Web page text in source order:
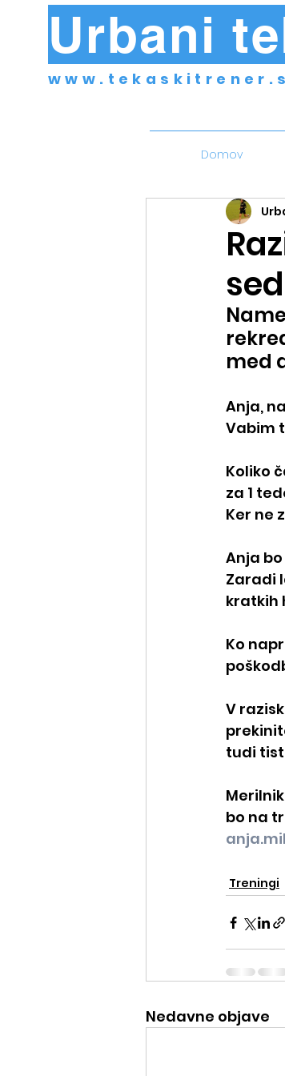
Urbani
Domov
med
Anja,
Vabim
Koliko
za 1
Ker ne
Anja
Zaradi
kratkih
Ko
V
tudi
bo na
Treningi
Nedavne objave